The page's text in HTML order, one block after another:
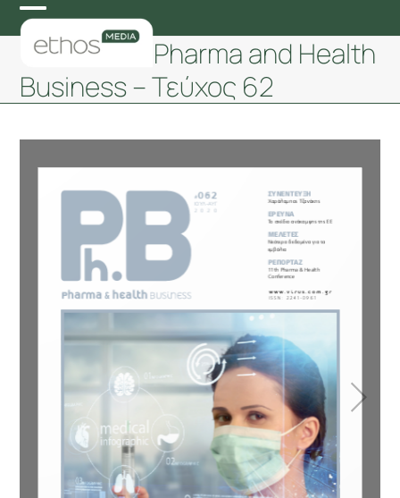
Skip
to
content
Open
mobile
menu
Close
mobile
menu
Pharma and Health
Business – Τεύχος 62